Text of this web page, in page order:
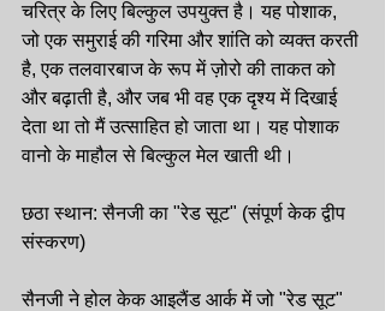
चरित्र के लिए बिल्कुल उपयुक्त है। यह पोशाक,
जो एक समुराई की गरिमा और शांति को व्यक्त करती
है, एक तलवारबाज के रूप में ज़ोरो की ताकत को
और बढ़ाती है, और जब भी वह एक दृश्य में दिखाई
देता था तो मैं उत्साहित हो जाता था। यह पोशाक
वानो के माहौल से बिल्कुल मेल खाती थी।
छठा स्थान: सैनजी का "रेड सूट" (संपूर्ण केक द्वीप
संस्करण)
सैनजी ने होल केक आइलैंड आर्क में जो "रेड सूट"